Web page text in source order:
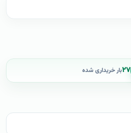
۲۷بار خریداری شده